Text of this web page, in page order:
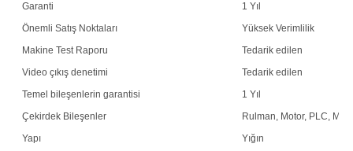
Garanti
1 Yıl
Önemli Satış Noktaları
Yüksek Verimlilik
Makine Test Raporu
Tedarik edilen
Video çıkış denetimi
Tedarik edilen
Temel bileşenlerin garantisi
1 Yıl
Çekirdek Bileşenler
Rulman, Motor, PLC,
Yapı
Yığın